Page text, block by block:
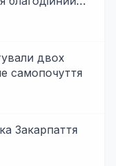
двох
самопочуття
Закарпаття